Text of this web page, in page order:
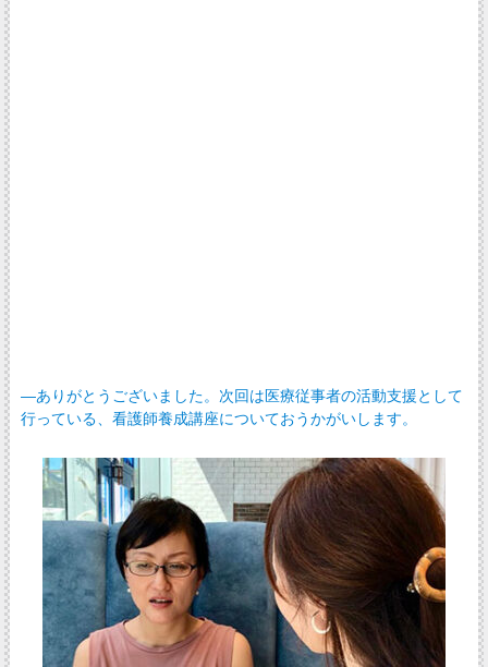
―ありがとうございました。次回は医療従事者の活動支援として
行っている、看護師養成講座についておうかがいします。